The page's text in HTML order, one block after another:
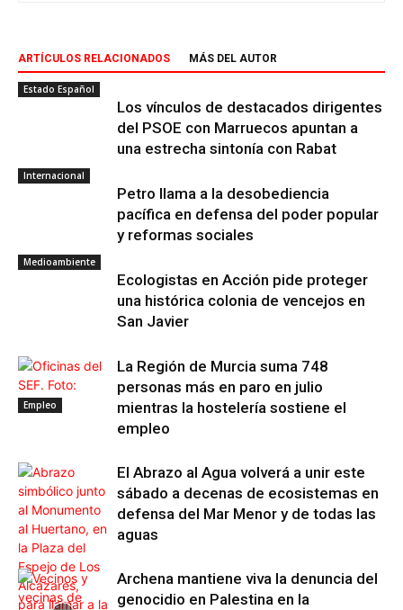
ARTÍCULOS RELACIONADOS MÁS DEL AUTOR
Estado Español
Los vínculos de destacados dirigentes
del PSOE con Marruecos apuntan a
una estrecha sintonía con Rabat
Internacional
Petro llama a la desobediencia
pacífica en defensa del poder popular
y reformas sociales
Medioambiente
Ecologistas en Acción pide proteger
una histórica colonia de vencejos en
San Javier
Empleo
La Región de Murcia suma 748
personas más en paro en julio
mientras la hostelería sostiene el
empleo
El Abrazo al Agua volverá a unir este
sábado a decenas de ecosistemas en
defensa del Mar Menor y de todas las
aguas
Archena mantiene viva la denuncia del
genocidio en Palestina en la